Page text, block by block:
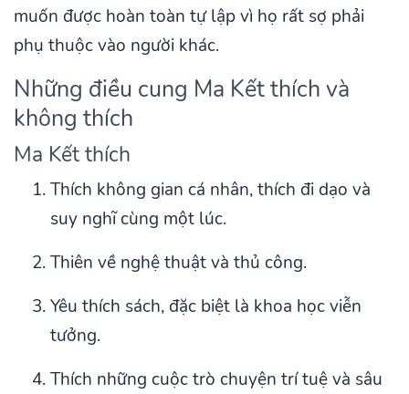
muốn được hoàn toàn tự lập vì họ rất sợ phải
phụ thuộc vào người khác.
Những điều cung Ma Kết thích và
không thích
Ma Kết thích
Thích không gian cá nhân, thích đi dạo và
suy nghĩ cùng một lúc.
Thiên về nghệ thuật và thủ công.
Yêu thích sách, đặc biệt là khoa học viễn
tưởng.
Thích những cuộc trò chuyện trí tuệ và sâu